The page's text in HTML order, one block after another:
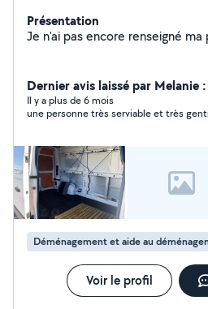
Présentation
Dernier avis laissé par Melanie
Il y a plus de 6 mois
une personne très serviable et très
Déménagement et aide au
Voir le profil